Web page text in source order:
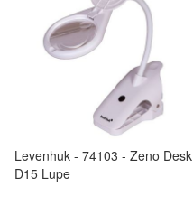
Levenhuk - 74103 - Zeno Desk
D15 Lupe